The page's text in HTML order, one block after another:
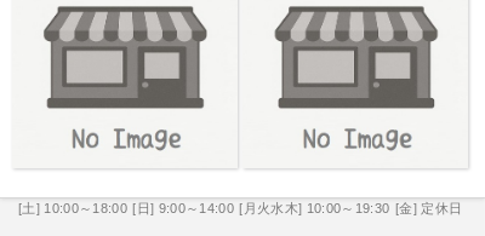
[土] 10:00～18:00 [日] 9:00～14:00 [月火水木] 10:00～19:30 [金] 定休日